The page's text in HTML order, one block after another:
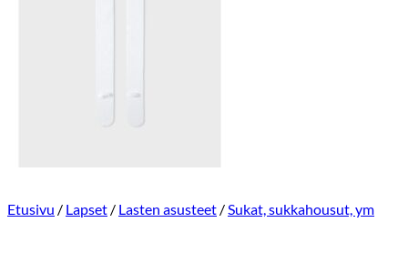
Etusivu / Lapset / Lasten asusteet /Sukat, sukkahousut, ym